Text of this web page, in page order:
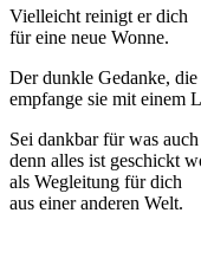
Vielleicht reinigt er dich
für eine neue Wonne.
Der dunkle Gedanke,
empfange sie mit einem
Sei dankbar für was
denn alles ist geschickt
als Wegleitung für dich
aus einer anderen Welt.